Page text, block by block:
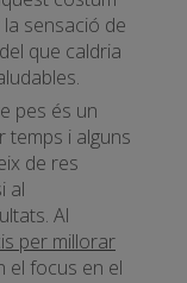
sensació de
que caldria
pes és un
i alguns
de res
al
Al
per millorar
el focus en el